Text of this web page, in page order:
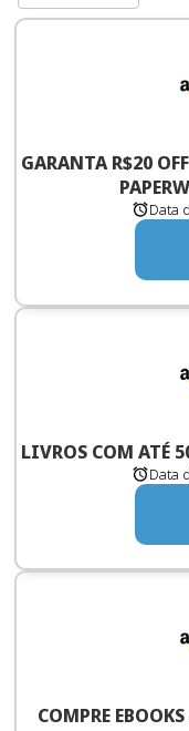
GARANTA R$20
Data
LIVROS COM ATÉ
Data
COMPRE